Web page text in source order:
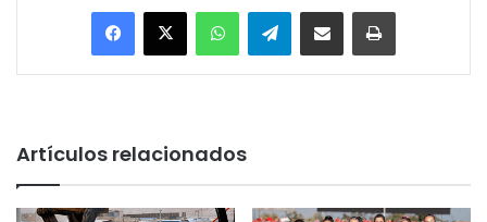
Facebook
X WhatsAppTelegramEnviar vía email Imprimir
Artículos relacionados